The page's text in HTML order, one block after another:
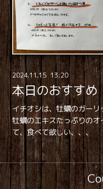
2024.11.15 13:20
本日のおすすめ
イチオシは、牡蠣のガーリ
牡蠣のエキスたっぷりの
て、食べて欲しい、、、